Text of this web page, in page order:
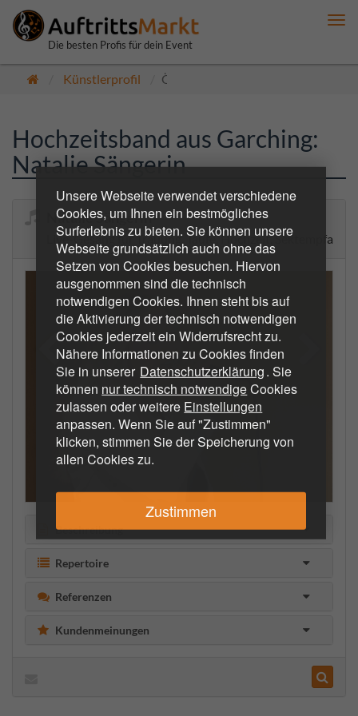
Unsere Webseite verwendet verschiedene
Cookies, um Ihnen ein bestmögliches
Surferlebnis zu bieten. Sie können unsere
Webseite grundsätzlich auch ohne das
Setzen von Cookies besuchen. Hiervon
ausgenommen sind die technisch
notwendigen Cookies. Ihnen steht bis auf
die Aktivierung der technisch notwendigen
Cookies jederzeit ein Widerrufsrecht zu.
Nähere Informationen zu Cookies finden
Sie in unserer Datenschutzerklärung. Sie
können nur technisch notwendigeCookies
zulassen oder weitere Einstellungen
anpassen. Wenn Sie auf "Zustimmen"
klicken, stimmen Sie der Speicherung von
allen Cookies zu.
Zustimmen
Die besten Profis für dein Event
Künstlerprofil Öffentlich
Hochzeitsband aus Garching:
Natalie Sängerin
Natalie Sängerin
Live-Gesang für Trauung, Taufe, Hochzeit, Sektempfang
Beschreibung
Repertoire
Referenzen
Kundenmeinungen